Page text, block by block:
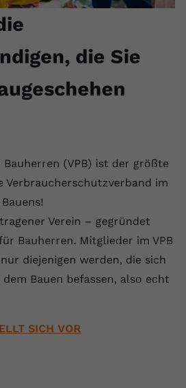
die Sie
Bauherren (VPB) ist der größte
Verbraucherschutzverband im
Verein – gegründet
Bauherren. Mitglieder im VPB
diejenigen werden, die sich
Bauen befassen, also echt
SICH VOR